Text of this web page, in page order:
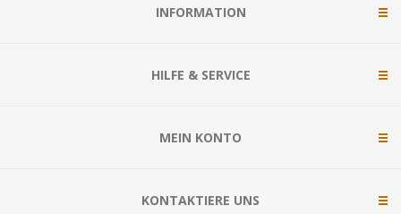
INFORMATION
HILFE & SERVICE
MEIN KONTO
KONTAKTIERE UNS